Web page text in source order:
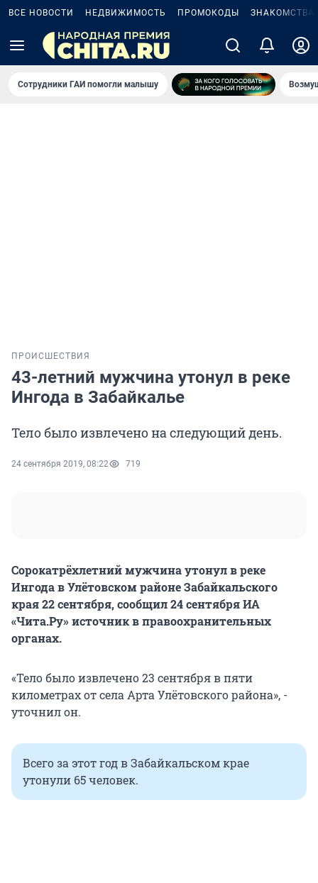
ВСЕ НОВОСТИ НЕДВИЖИМОСТЬ ПРОМОКОДЫ ЗНАКОМСТВА
Сотрудники ГАИ помогли малышу
ПРОИСШЕСТВИЯ
43-летний мужчина утонул в реке
Ингода в Забайкалье
Тело было извлечено на следующий день.
24 сентября 2019, 08:22 719
Сорокатрёхлетний мужчина утонул в реке
Ингода в Улётовском районе Забайкальского
края 22 сентября, сообщил 24 сентября ИА
«Чита.Ру» источник в правоохранительных
органах.
«Тело было извлечено 23 сентября в пяти
километрах от села Арта Улётовского района», -
уточнил он.
Всего за этот год в Забайкальском крае
утонули 65 человек.